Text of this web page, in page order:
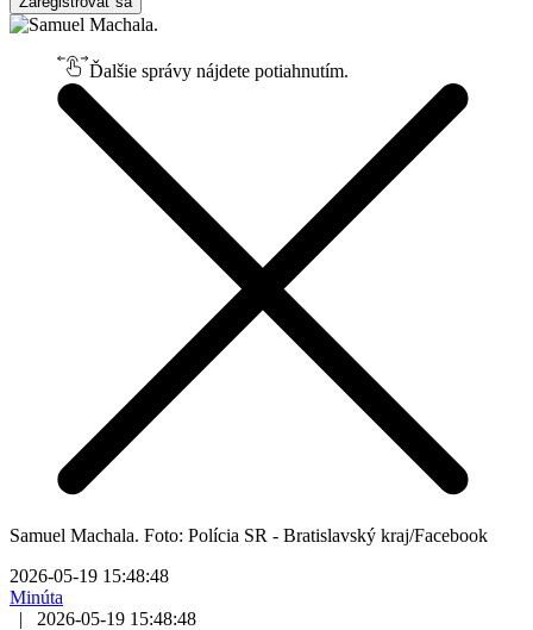
Ďalšie správy nájdete potiahnutím.
Samuel Machala. Foto: Polícia SR - Bratislavský kraj/Facebook
2026-05-19 15:48:48
Minúta
|
2026-05-19 15:48:48